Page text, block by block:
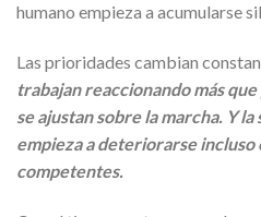
humano empieza a acumularse
Las prioridades cambian
trabajan reaccionando más
se ajustan sobre la marcha. Y
empieza a deteriorarse
competentes.